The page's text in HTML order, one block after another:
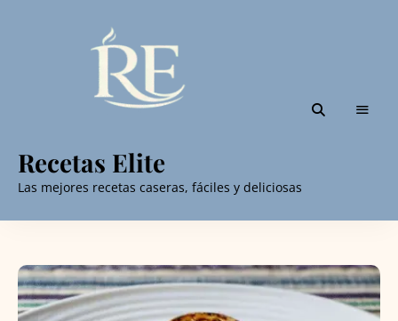
Recetas Elite
Las mejores recetas caseras, fáciles y deliciosas